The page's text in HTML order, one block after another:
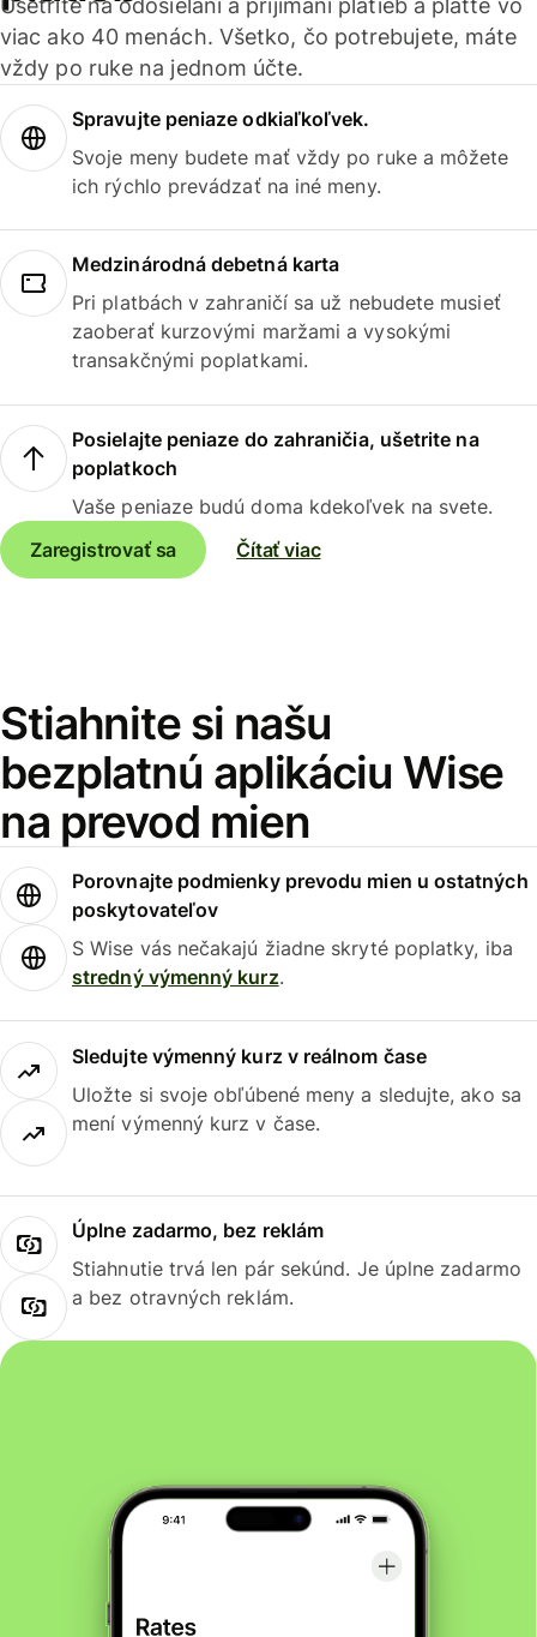
viac ako 40 menách. Všetko, čo potrebujete, máte
vždy po ruke na jednom účte.
Spravujte peniaze odkiaľkoľvek.
Svoje meny budete mať vždy po ruke a môžete
ich rýchlo prevádzať na iné meny.
Medzinárodná debetná karta
Pri platbách v zahraničí sa už nebudete musieť
zaoberať kurzovými maržami a vysokými
transakčnými poplatkami.
Posielajte peniaze do zahraničia, ušetrite na
poplatkoch
Vaše peniaze budú doma kdekoľvek na svete.
Zaregistrovať sa
Čítať viac
Stiahnite si našu
bezplatnú aplikáciu Wise
na prevod mien
Porovnajte podmienky prevodu mien u ostatných
poskytovateľov
S Wise vás nečakajú žiadne skryté poplatky, iba
stredný výmenný kurz.
Sledujte výmenný kurz v reálnom čase
Uložte si svoje obľúbené meny a sledujte, ako sa
mení výmenný kurz v čase.
Úplne zadarmo, bez reklám
Stiahnutie trvá len pár sekúnd. Je úplne zadarmo
a bez otravných reklám.